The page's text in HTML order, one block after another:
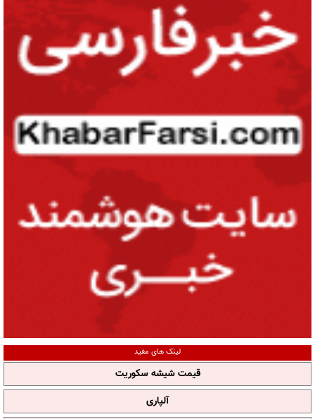
لینک های مفید
قیمت شیشه سکوریت
آلپاری